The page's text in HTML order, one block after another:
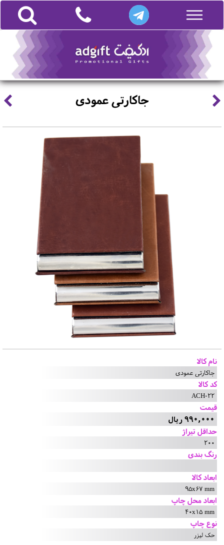
جاکارتی عمودی
نام کالا
جاکارتی عمودی
کد کالا
ACH-22
قیمت
990,000 ریال
حداقل تیراژ
200
رنگ بندی
ابعاد کالا
95x67 mm
ابعاد محل چاپ
40x15 mm
نوع چاپ
حک لیزر